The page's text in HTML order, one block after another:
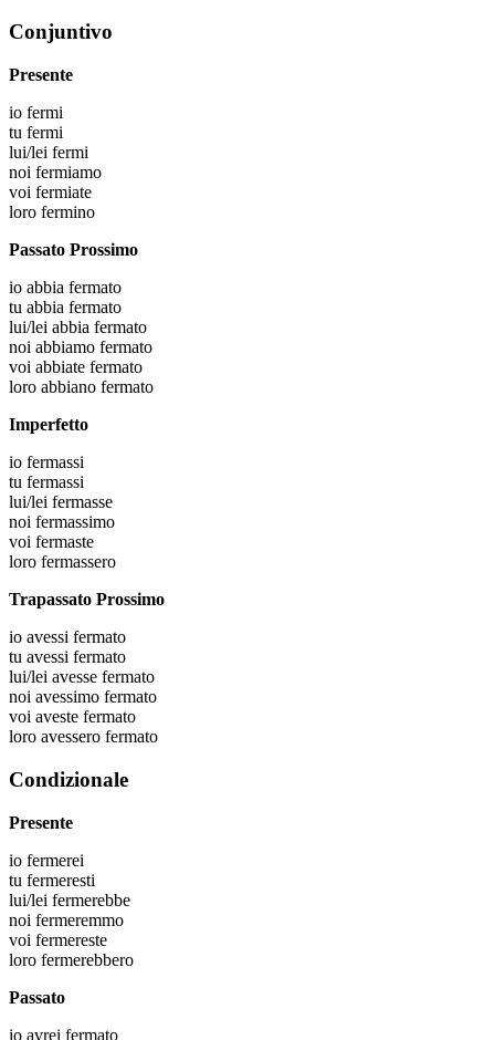
Conjuntivo
Presente
io fermi
tu fermi
lui/lei fermi
noi fermiamo
voi fermiate
loro fermino
Passato Prossimo
io abbia fermato
tu abbia fermato
lui/lei abbia fermato
noi abbiamo fermato
voi abbiate fermato
loro abbiano fermato
Imperfetto
io fermassi
tu fermassi
lui/lei fermasse
noi fermassimo
voi fermaste
loro fermassero
Trapassato Prossimo
io avessi fermato
tu avessi fermato
lui/lei avesse fermato
noi avessimo fermato
voi aveste fermato
loro avessero fermato
Condizionale
Presente
io fermerei
tu fermeresti
lui/lei fermerebbe
noi fermeremmo
voi fermereste
loro fermerebbero
Passato
io avrei fermato